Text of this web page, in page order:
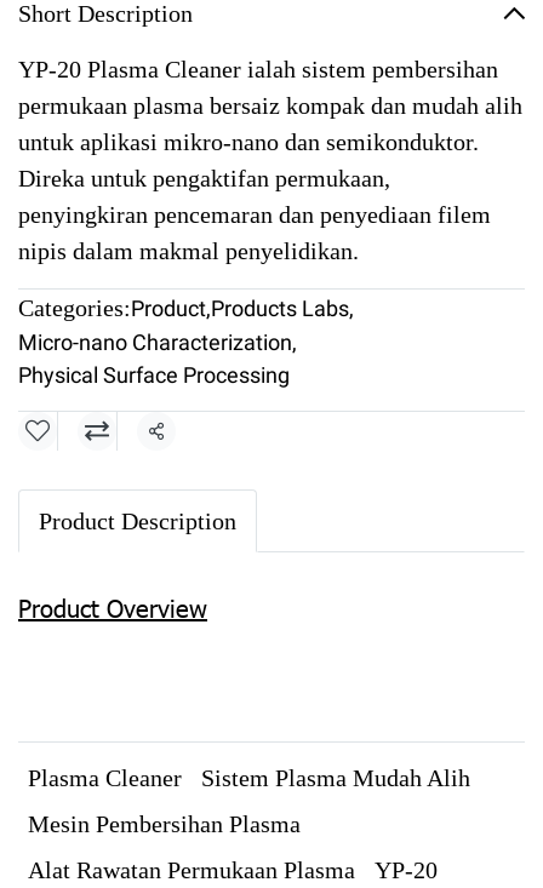
Short Description
YP-20 Plasma Cleaner ialah sistem pembersihan
permukaan plasma bersaiz kompak dan mudah alih
untuk aplikasi mikro-nano dan semikonduktor.
Direka untuk pengaktifan permukaan,
penyingkiran pencemaran dan penyediaan filem
nipis dalam makmal penyelidikan.
Categories:Product,Products Labs,
Micro-nano Characterization,
Physical Surface Processing
Share
Product Description
Product Overview
Plasma Cleaner
Sistem Plasma Mudah Alih
Mesin Pembersihan Plasma
Alat Rawatan Permukaan Plasma
YP-20